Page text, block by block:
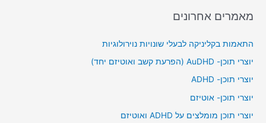
r
o
r
:
מאמרים אחרונים
התאמות בקליניקה לבעלי שונויות נוירולוגיות
יוצרי תוכן- AuDHD (הפרעת קשב ואוטיזם יחד)
יוצרי תוכן- ADHD
יוצרי תוכן- אוטיזם
יוצרי תוכן מומלצים על ADHD ואוטיזם